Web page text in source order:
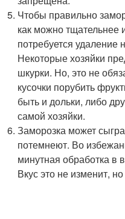
Чтобы правильно
как можно тщательнее
потребуется удаление
Некоторые хозяйки
шкурки. Но, это не
кусочки порубить
быть и дольки, либо
самой хозяйки.
Заморозка может
потемнеют. Во
минутная обработка в
Вкус это не изменит,